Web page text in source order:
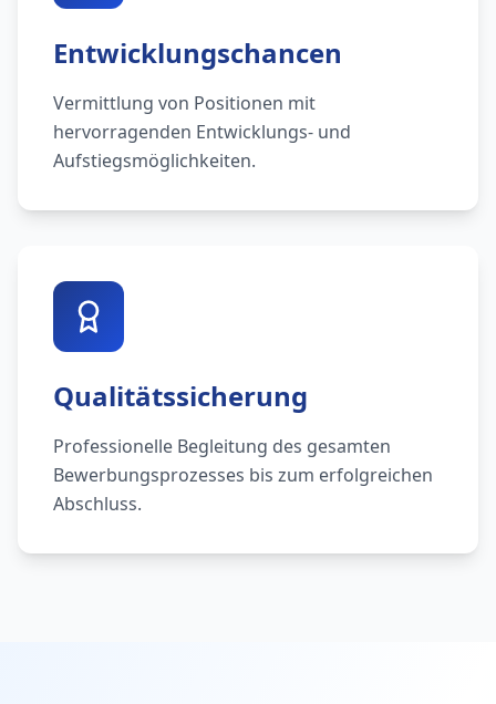
Entwicklungschancen
Vermittlung von Positionen mit
hervorragenden Entwicklungs- und
Aufstiegsmöglichkeiten.
Qualitätssicherung
Professionelle Begleitung des gesamten
Bewerbungsprozesses bis zum erfolgreichen
Abschluss.